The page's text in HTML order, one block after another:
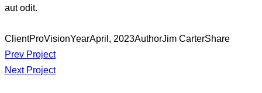
aut odit.
ClientProVisionYearApril, 2023AuthorJim CarterShare
Beitragsnavigation
Prev Project
Next Project